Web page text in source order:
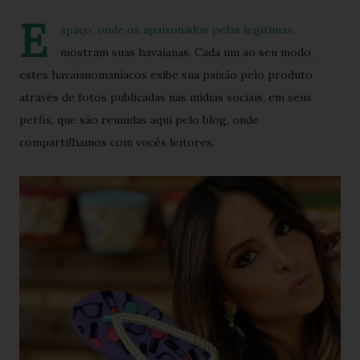
E
spaço, onde os apaixonados pelas legítimas,
mostram suas havaianas. Cada um ao seu modo,
estes havaianomaníacos exibe sua paixão pelo produto
através de fotos publicadas nas mídias sociais, em seus
perfis, que são reunidas aqui pelo blog, onde
compartilhamos com vocês leitores.